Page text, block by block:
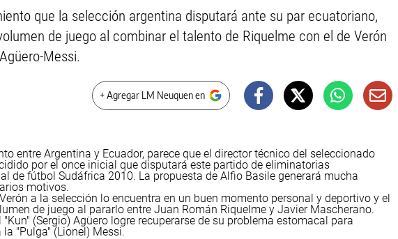
que la selección argentina disputará ante su par ecuatoriano,
de juego al combinar el talento de Riquelme con el de Verón
Messi.
+ Agregar LM Neuquen en
entre Argentina y Ecuador, parece que el director técnico del seleccionado
por el once inicial que disputará este partido de eliminatorias
de fútbol Sudáfrica 2010. La propuesta de Alfio Basile generará mucha
motivos.
a la selección lo encuentra en un buen momento personal y deportivo y el
de juego al pararlo entre Juan Román Riquelme y Javier Mascherano.
(Sergio) Agüero logre recuperarse de su problema estomacal para
"Pulga" (Lionel) Messi.